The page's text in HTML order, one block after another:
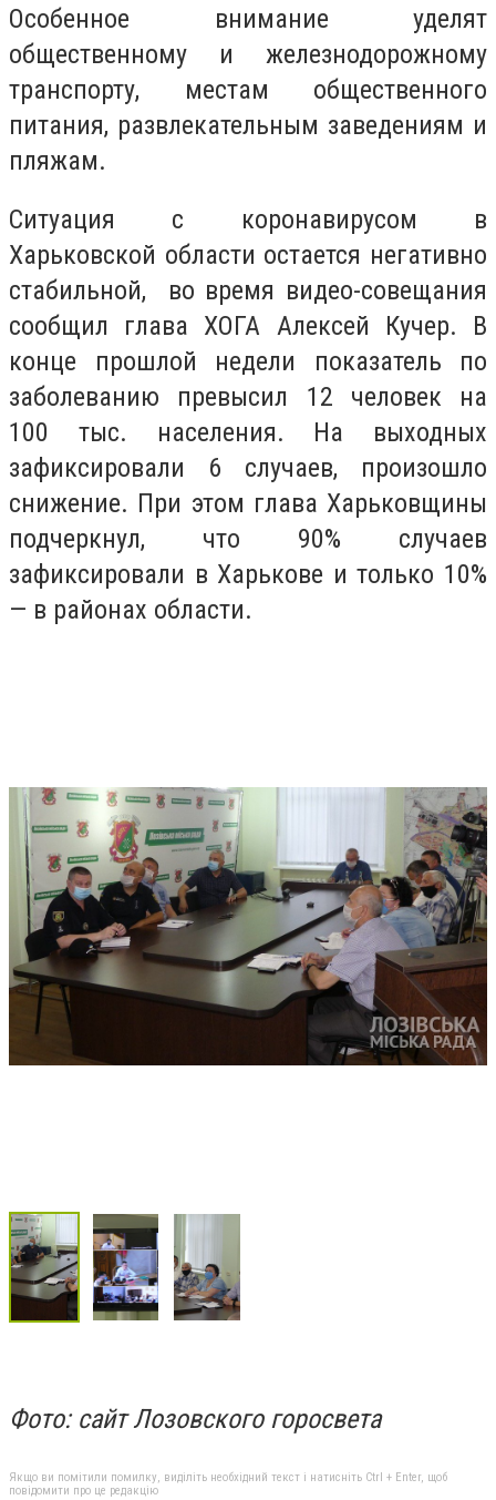
Особенное внимание уделят
общественному и железнодорожному
транспорту, местам общественного
питания, развлекательным заведениям и
пляжам.
Ситуация с коронавирусом в
Харьковской области остается негативно
стабильной, во время видео-совещания
сообщил глава ХОГА Алексей Кучер. В
конце прошлой недели показатель по
заболеванию превысил 12 человек на
100 тыс. населения. На выходных
зафиксировали 6 случаев, произошло
снижение. При этом глава Харьковщины
подчеркнул, что 90% случаев
зафиксировали в Харькове и только 10%
— в районах области.
Фото: сайт Лозовского горосвета
Якщо ви помітили помилку, виділіть необхідний текст і натисніть Ctrl + Enter, щоб
повідомити про це редакцію